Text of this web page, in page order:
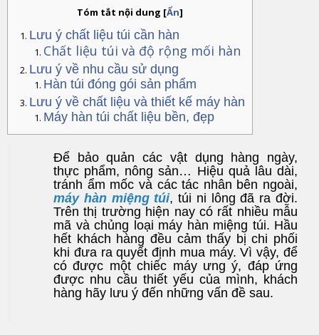
Tóm tắt nội dung [Ẩn]
Lưu ý chất liệu túi cần hàn
Chất liệu túi và độ rộng mối hàn
Lưu ý về nhu cầu sử dụng
Hàn túi đóng gói sản phẩm
Lưu ý về chất liệu và thiết kế máy hàn
Máy hàn túi chất liệu bền, đẹp
Để bảo quản các vật dụng hàng ngày,
thực phẩm, nông sản… Hiệu quả lâu dài,
tránh ẩm mốc và các tác nhân bên ngoài,
máy hàn miệng túi, túi ni lông đã ra đời.
Trên thị trường hiện nay có rất nhiều mẫu
mã và chủng loại máy hàn miệng túi. Hầu
hết khách hàng đều cảm thấy bị chi phối
khi đưa ra quyết định mua máy. Vì vậy, để
có được một chiếc máy ưng ý, đáp ứng
được nhu cầu thiết yếu của mình, khách
hàng hãy lưu ý đến những vấn đề sau.